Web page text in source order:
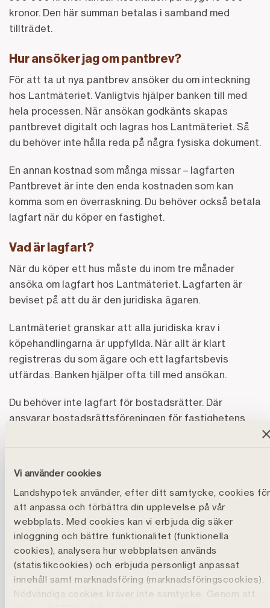
Vi använder cookies
Landshypotek använder, efter ditt samtycke, cookies för
att anpassa och förbättra din upplevelse på vår
webbplats. Med cookies kan vi erbjuda dig säker
inloggning och bättre funktionalitet (funktionella
cookies), analysera hur webbplatsen används
(statistikcookies) och erbjuda personligt anpassat
innehåll samt marknadsföring (marknadsföringscookies).
Nödvändiga cookies kräver inte samtycke. Genom att
kronor. Den här summan betalas i samband med
tillträdet.
Hur ansöker jag om pantbrev?
För att ta ut nya pantbrev ansöker du om inteckning
hos Lantmäteriet. Vanligtvis hjälper banken till med
hela processen. När ansökan godkänts skapas
pantbrevet digitalt och lagras hos Lantmäteriet. Så
du behöver inte hålla reda på några fysiska dokument.
En annan kostnad som många missar – lagfarten
Pantbrevet är inte den enda kostnaden som kan
komma som en överraskning. Du behöver också betala
lagfart när du köper en fastighet.
Vad är lagfart?
När du köper ett hus måste du inom tre månader
ansöka om lagfart hos Lantmäteriet. Lagfarten är
beviset på att du är den juridiska ägaren.
Lantmäteriet granskar att alla juridiska krav i
köpehandlingarna är uppfyllda. När allt är klart
registreras du som ägare och ett lagfartsbevis
utfärdas. Banken hjälper ofta till med ansökan.
Du behöver inte lagfart för bostadsrätter. Där
ansvarar bostadsrättsföreningen för fastighetens
eller fått en fastighet i gåva. Avgiften kallas
stämpelskatt. Vid gåva och arv utgår normalt sett
ingen stämpelskatt. Vid köp av fastighet betalar du
1,5 procent av köpeskillingen eller taxeringsvärdet,
beroende på vilket som är högst.
Utöver stämpelskatten betalar du en